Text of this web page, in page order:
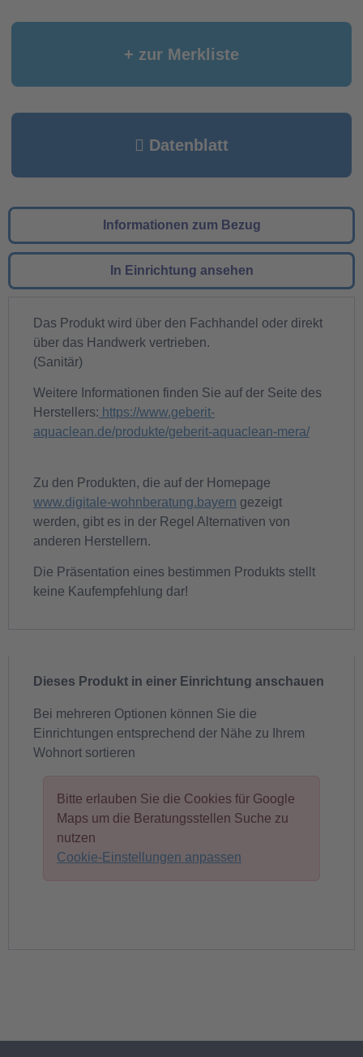
+ zur Merkliste
Datenblatt
Informationen zum Bezug
In Einrichtung ansehen
Das Produkt wird über den Fachhandel oder direkt
über das Handwerk vertrieben.
(Sanitär)
Weitere Informationen finden Sie auf der Seite des
Herstellers: https://www.geberit-
aquaclean.de/produkte/geberit-aquaclean-mera/
Zu den Produkten, die auf der Homepage
www.digitale-wohnberatung.bayern gezeigt
werden, gibt es in der Regel Alternativen von
anderen Herstellern.
Die Präsentation eines bestimmen Produkts stellt
keine Kaufempfehlung dar!
Dieses Produkt in einer Einrichtung anschauen
Bei mehreren Optionen können Sie die
Einrichtungen entsprechend der Nähe zu Ihrem
Wohnort sortieren
Bitte erlauben Sie die Cookies für Google
Maps um die Beratungsstellen Suche zu
nutzen
Cookie-Einstellungen anpassen